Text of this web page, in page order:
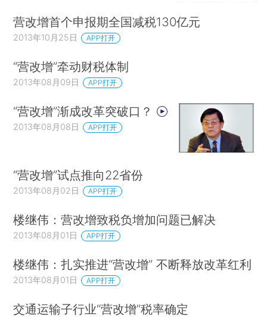
营改增首个申报期全国减税130亿元
2013年10月25日 APP打开
“营改增”牵动财税体制
2013年08月09日 APP打开
“营改增”渐成改革突破口？
2013年08月08日 APP打开
“营改增”试点推向22省份
2013年08月02日 APP打开
楼继伟：营改增致税负增加问题已解决
2013年08月01日 APP打开
楼继伟：扎实推进“营改增” 不断释放改革红利
2013年08月01日 APP打开
交通运输子行业“营改增”税率确定